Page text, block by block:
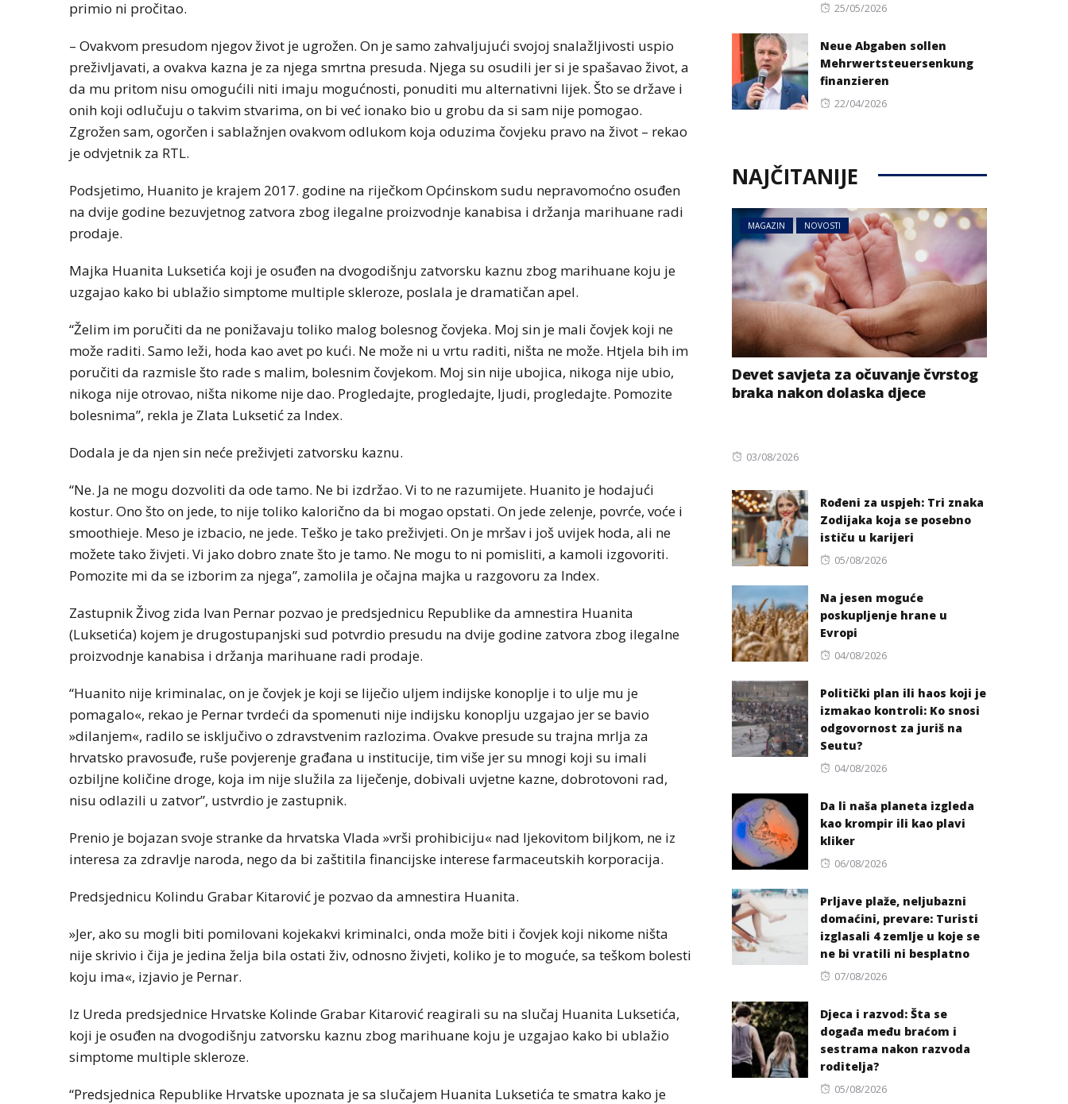
primio ni pročitao.
– Ovakvom presudom njegov život je ugrožen. On je samo zahvaljujući svojoj snalažljivosti uspio
preživljavati, a ovakva kazna je za njega smrtna presuda. Njega su osudili jer si je spašavao život, a
da mu pritom nisu omogućili niti imaju mogućnosti, ponuditi mu alternativni lijek. Što se države i
onih koji odlučuju o takvim stvarima, on bi već ionako bio u grobu da si sam nije pomogao.
Zgrožen sam, ogorčen i sablažnjen ovakvom odlukom koja oduzima čovjeku pravo na život – rekao
je odvjetnik za RTL.
Podsjetimo, Huanito je krajem 2017. godine na riječkom Općinskom sudu nepravomoćno osuđen
na dvije godine bezuvjetnog zatvora zbog ilegalne proizvodnje kanabisa i držanja marihuane radi
prodaje.
Majka Huanita Luksetića koji je osuđen na dvogodišnju zatvorsku kaznu zbog marihuane koju je
uzgajao kako bi ublažio simptome multiple skleroze, poslala je dramatičan apel.
“Želim im poručiti da ne ponižavaju toliko malog bolesnog čovjeka. Moj sin je mali čovjek koji ne
može raditi. Samo leži, hoda kao avet po kući. Ne može ni u vrtu raditi, ništa ne može. Htjela bih im
poručiti da razmisle što rade s malim, bolesnim čovjekom. Moj sin nije ubojica, nikoga nije ubio,
nikoga nije otrovao, ništa nikome nije dao. Progledajte, progledajte, ljudi, progledajte. Pomozite
bolesnima”, rekla je Zlata Luksetić za Index.
Dodala je da njen sin neće preživjeti zatvorsku kaznu.
“Ne. Ja ne mogu dozvoliti da ode tamo. Ne bi izdržao. Vi to ne razumijete. Huanito je hodajući
kostur. Ono što on jede, to nije toliko kalorično da bi mogao opstati. On jede zelenje, povrće, voće i
smoothieje. Meso je izbacio, ne jede. Teško je tako preživjeti. On je mršav i još uvijek hoda, ali ne
možete tako živjeti. Vi jako dobro znate što je tamo. Ne mogu to ni pomisliti, a kamoli izgovoriti.
Pomozite mi da se izborim za njega”, zamolila je očajna majka u razgovoru za Index.
Zastupnik Živog zida Ivan Pernar pozvao je predsjednicu Republike da amnestira Huanita
(Luksetića) kojem je drugostupanjski sud potvrdio presudu na dvije godine zatvora zbog ilegalne
proizvodnje kanabisa i držanja marihuane radi prodaje.
“Huanito nije kriminalac, on je čovjek je koji se liječio uljem indijske konoplje i to ulje mu je
pomagalo«, rekao je Pernar tvrdeći da spomenuti nije indijsku konoplju uzgajao jer se bavio
»dilanjem«, radilo se isključivo o zdravstvenim razlozima. Ovakve presude su trajna mrlja za
hrvatsko pravosuđe, ruše povjerenje građana u institucije, tim više jer su mnogi koji su imali
ozbiljne količine droge, koja im nije služila za liječenje, dobivali uvjetne kazne, dobrotovoni rad,
nisu odlazili u zatvor”, ustvrdio je zastupnik.
Prenio je bojazan svoje stranke da hrvatska Vlada »vrši prohibiciju« nad ljekovitom biljkom, ne iz
interesa za zdravlje naroda, nego da bi zaštitila financijske interese farmaceutskih korporacija.
Predsjednicu Kolindu Grabar Kitarović je pozvao da amnestira Huanita.
»Jer, ako su mogli biti pomilovani kojekakvi kriminalci, onda može biti i čovjek koji nikome ništa
nije skrivio i čija je jedina želja bila ostati živ, odnosno živjeti, koliko je to moguće, sa teškom bolesti
koju ima«, izjavio je Pernar.
Iz Ureda predsjednice Hrvatske Kolinde Grabar Kitarović reagirali su na slučaj Huanita Luksetića,
koji je osuđen na dvogodišnju zatvorsku kaznu zbog marihuane koju je uzgajao kako bi ublažio
simptome multiple skleroze.
“Predsjednica Republike Hrvatske upoznata je sa slučajem Huanita Luksetića te smatra kako je
Posted
25/05/2026
Neue Abgaben sollen
Mehrwertsteuersenkung
finanzieren
Posted
22/04/2026
NAJČITANIJE
MAGAZIN NOVOSTI
Devet savjeta za očuvanje čvrstog
braka nakon dolaska djece
Posted
03/08/2026
Rođeni za uspjeh: Tri znaka
Zodijaka koja se posebno
ističu u karijeri
Posted
05/08/2026
Na jesen moguće
poskupljenje hrane u
Evropi
Posted
04/08/2026
Politički plan ili haos koji je
izmakao kontroli: Ko snosi
odgovornost za juriš na
Seutu?
Posted
04/08/2026
Da li naša planeta izgleda
kao krompir ili kao plavi
kliker
Posted
06/08/2026
Prljave plaže, neljubazni
domaćini, prevare: Turisti
izglasali 4 zemlje u koje se
ne bi vratili ni besplatno
Posted
07/08/2026
Djeca i razvod: Šta se
događa među braćom i
sestrama nakon razvoda
roditelja?
Posted
05/08/2026